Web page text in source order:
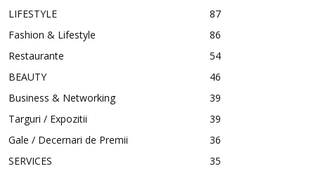
LIFESTYLE
87
Fashion & Lifestyle
86
Restaurante
54
BEAUTY
46
Business & Networking
39
Targuri / Expozitii
39
Gale / Decernari de Premii
36
SERVICES
35